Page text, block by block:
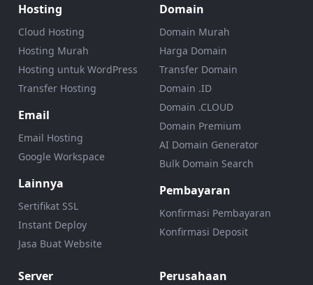
Hosting
Cloud Hosting
Hosting Murah
Hosting untuk WordPress
Transfer Hosting
Email
Email Hosting
Google Workspace
Lainnya
Sertifikat SSL
Instant Deploy
Jasa Buat Website
Domain
Domain Murah
Harga Domain
Transfer Domain
Domain .ID
Domain .CLOUD
Domain Premium
AI Domain Generator
Bulk Domain Search
Pembayaran
Konfirmasi Pembayaran
Konfirmasi Deposit
Server Perusahaan